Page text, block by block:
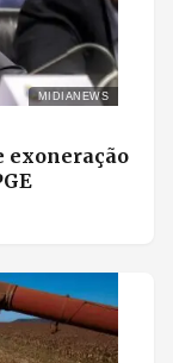
MIDIANEWS
exoneração